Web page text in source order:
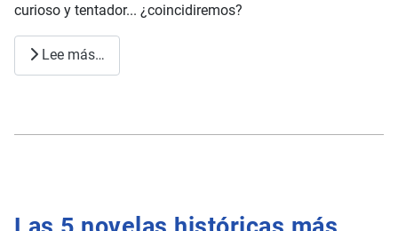
curioso y tentador... ¿coincidiremos?
Lee más…